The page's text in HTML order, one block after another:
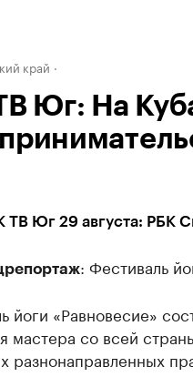
край
Юг: На
ТВ Юг 29 августа: РБК
: Фестиваль
йоги «Равновесие»
мастера со всей
разнонаправленных